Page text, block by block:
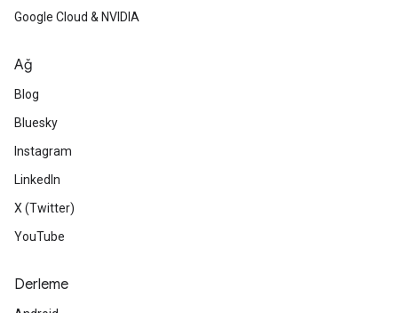
Google Cloud & NVIDIA
Ağ
Blog
Bluesky
Instagram
LinkedIn
X (Twitter)
YouTube
Derleme